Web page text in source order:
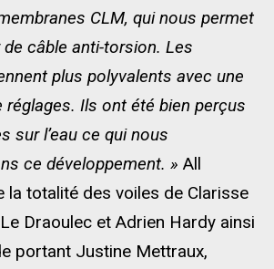
CLM, qui nous permet
câble anti-torsion. Les
plus polyvalents avec une
réglages. Ils ont été bien perçus
sur l’eau ce qui nous
ce développement. » All
la totalité des voiles de Clarisse
Draoulec et Adrien Hardy ainsi
portant Justine Mettraux,